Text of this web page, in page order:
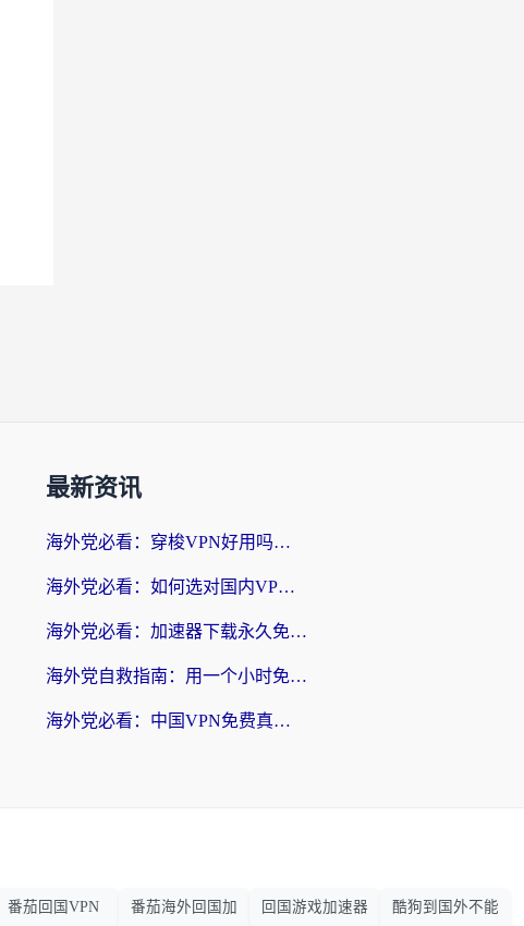
最新资讯
海外党必看：穿梭VPN好用吗？和云帆VPN对比哪个回国效果更好？附真实测评+避坑指南
海外党必看：如何选对国内VPN，实现无缝访问国内资源？
海外党必看：加速器下载永久免费版真的存在吗？教你无缝访问国内资源的正确姿势
海外党自救指南：用一个小时免费加速器，轻松打破国内资源访问壁垒？
海外党必看：中国VPN免费真的靠谱吗？手把手教你选对回国加速器
番茄回国VPN 番茄海外回国加 回国游戏加速器 酷狗到国外不能